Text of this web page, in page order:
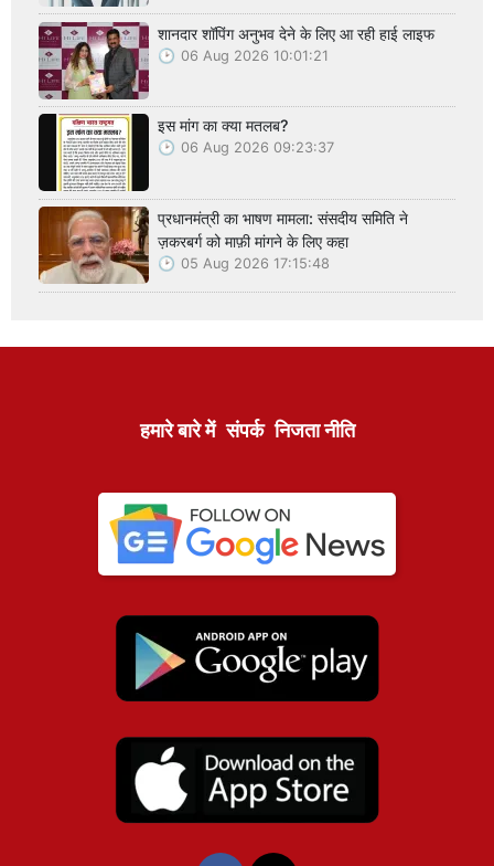
शानदार शॉपिंग अनुभव देने के लिए आ रही हाई लाइफ
06 Aug 2026 10:01:21
इस मांग का क्या मतलब?
06 Aug 2026 09:23:37
प्रधानमंत्री का भाषण मामला: संसदीय समिति ने
ज़करबर्ग को माफ़ी मांगने के लिए कहा
05 Aug 2026 17:15:48
हमारे बारे में संपर्क निजता नीति